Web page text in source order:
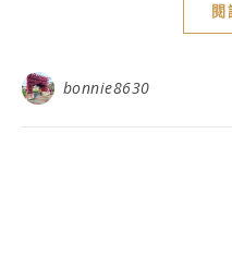
閱
bonnie8630